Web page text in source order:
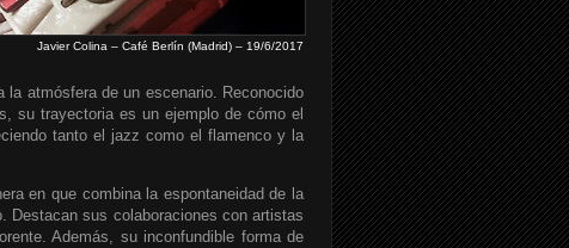
Javier Colina – Café Berlín (Madrid) – 19/6/2017
atmósfera de un escenario. Reconocido
su trayectoria es un ejemplo de cómo el
tanto el jazz como el flamenco y la
en que combina la espontaneidad de la
Destacan sus colaboraciones con artistas
Además, su inconfundible forma de